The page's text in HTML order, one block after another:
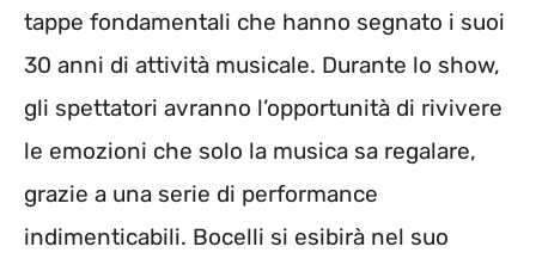
tappe fondamentali che hanno segnato i suoi
30 anni di attività musicale. Durante lo show,
gli spettatori avranno l’opportunità di rivivere
le emozioni che solo la musica sa regalare,
grazie a una serie di performance
indimenticabili. Bocelli si esibirà nel suo